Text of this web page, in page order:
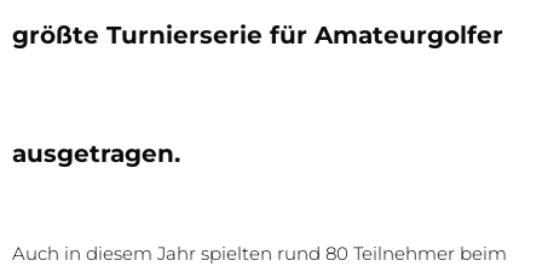
größte Turnierserie für Amateurgolfer
ausgetragen.
Auch in diesem Jahr spielten rund 80 Teilnehmer beim